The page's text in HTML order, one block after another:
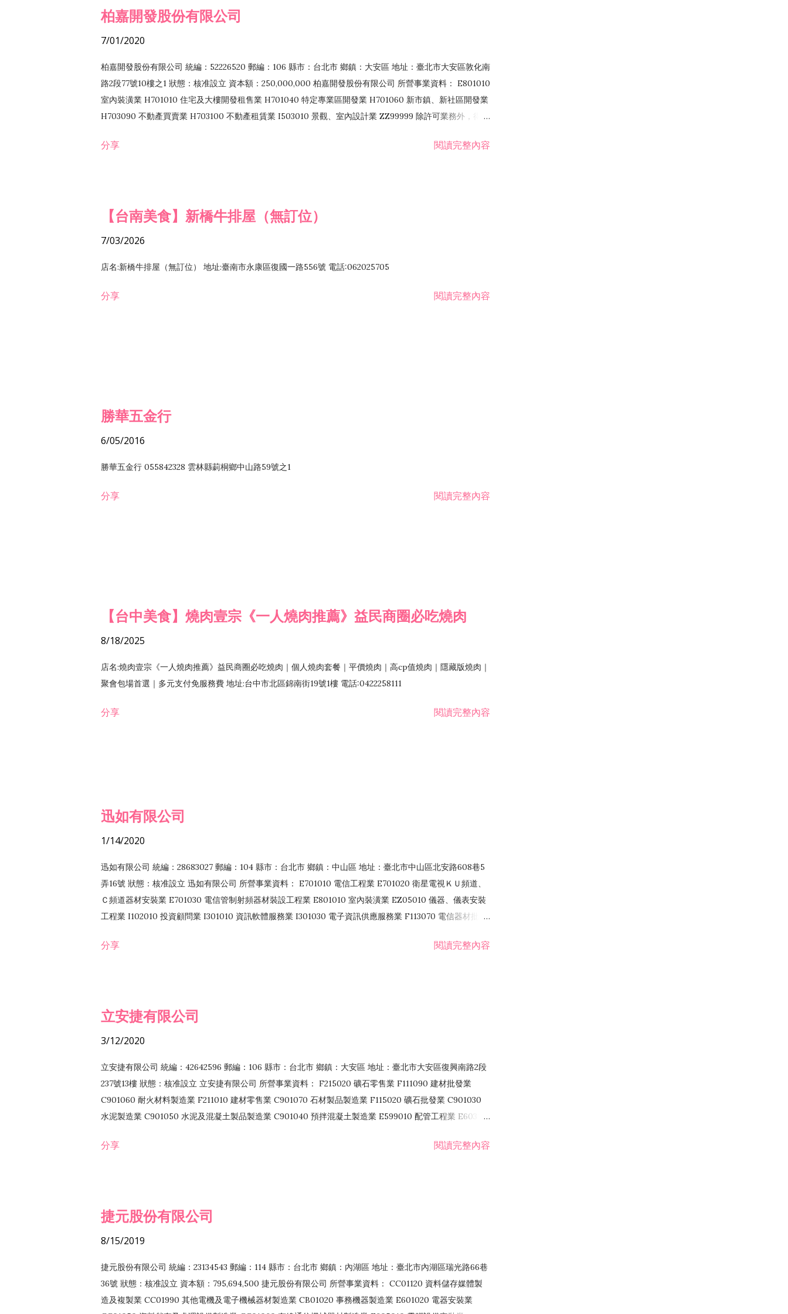
柏嘉開發股份有限公司
7/01/2020
柏嘉開發股份有限公司 統編：52226520 郵編：106 縣市：台北市 鄉鎮：大安區 地址：臺北市大安區敦化南
路2段77號10樓之1 狀態：核准設立 資本額：250,000,000 柏嘉開發股份有限公司 所營事業資料： E801010
室內裝潢業 H701010 住宅及大樓開發租售業 H701040 特定專業區開發業 H701060 新市鎮、新社區開發業
H703090 不動產買賣業 H703100 不動產租賃業 I503010 景觀、室內設計業 ZZ99999 除許可業務外，得經
分享 閱讀完整內容
【台南美食】新橋牛排屋（無訂位）
7/03/2026
店名:新橋牛排屋（無訂位） 地址:臺南市永康區復國一路556號 電話:062025705
分享 閱讀完整內容
勝華五金行
6/05/2016
勝華五金行 055842328 雲林縣莿桐鄉中山路59號之1
分享 閱讀完整內容
【台中美食】燒肉壹宗《一人燒肉推薦》益民商圈必吃燒肉
8/18/2025
店名:燒肉壹宗《一人燒肉推薦》益民商圈必吃燒肉｜個人燒肉套餐｜平價燒肉｜高cp值燒肉｜隱藏版燒肉｜
聚會包場首選｜多元支付免服務費 地址:台中市北區錦南街19號1樓 電話:0422258111
分享 閱讀完整內容
迅如有限公司
1/14/2020
迅如有限公司 統編：28683027 郵編：104 縣市：台北市 鄉鎮：中山區 地址：臺北市中山區北安路608巷5
弄16號 狀態：核准設立 迅如有限公司 所營事業資料： E701010 電信工程業 E701020 衛星電視ＫＵ頻道、
Ｃ頻道器材安裝業 E701030 電信管制射頻器材裝設工程業 E801010 室內裝潢業 EZ05010 儀器、儀表安裝
工程業 I102010 投資顧問業 I301010 資訊軟體服務業 I301030 電子資訊供應服務業 F113070 電信器材批發
務 F102030 菸酒批發業 F203020 菸酒零售業 F401171 酒類輸入業
分享 閱讀完整內容
立安捷有限公司
3/12/2020
立安捷有限公司 統編：42642596 郵編：106 縣市：台北市 鄉鎮：大安區 地址：臺北市大安區復興南路2段
237號13樓 狀態：核准設立 立安捷有限公司 所營事業資料： F215020 礦石零售業 F111090 建材批發業
C901060 耐火材料製造業 F211010 建材零售業 C901070 石材製品製造業 F115020 礦石批發業 C901030
水泥製造業 C901050 水泥及混凝土製品製造業 C901040 預拌混凝土製造業 E599010 配管工程業 E603110
EZ99990 其他工程業 F102170 食品什貨批發業 F106020 日常用品批發業 F108031 醫療器材批發業
分享 閱讀完整內容
捷元股份有限公司
8/15/2019
捷元股份有限公司 統編：23134543 郵編：114 縣市：台北市 鄉鎮：內湖區 地址：臺北市內湖區瑞光路66巷
36號 狀態：核准設立 資本額：795,694,500 捷元股份有限公司 所營事業資料： CC01120 資料儲存媒體製
造及複製業 CC01990 其他電機及電子機械器材製造業 CB01020 事務機器製造業 E601020 電器安裝業